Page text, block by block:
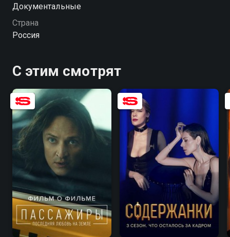
предложил повторить этот «квест». Владимир
Епифанцев, сыгравший своего героя, пришёл к
выводу, что мир может спасти только любовь — и
перевернули их восприятие, заставили внутренне
расти и искать ответы на вопросы, которые раньше
не казались такими важными. «Два холма. Фильм о
фильме» — смотрите онлайн в хорошем качестве.
Документальные
Страна
Россия
С этим смотрят